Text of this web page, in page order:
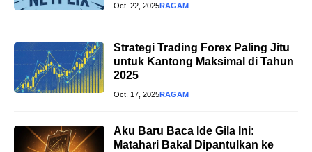
Oct. 22, 2025RAGAM
Strategi Trading Forex Paling Jitu
untuk Kantong Maksimal di Tahun
2025
Oct. 17, 2025RAGAM
Aku Baru Baca Ide Gila Ini:
Matahari Bakal Dipantulkan ke